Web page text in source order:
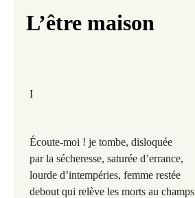
L’être maison
I
Écoute-moi ! je tombe, disloquée
par la sécheresse, saturée d’errance,
lourde d’intempéries, femme restée
debout qui relève les morts au champs